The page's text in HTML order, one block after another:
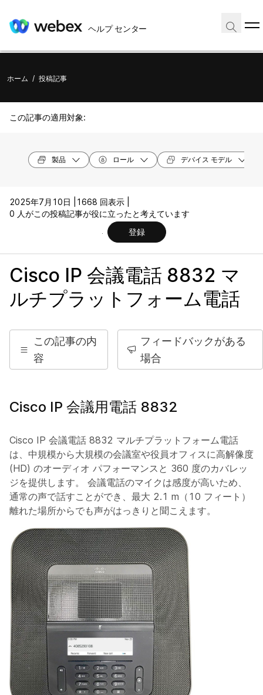
ヘルプ センター
ホーム / 投稿記事
この記事の適用対象:
製品 ロール デバイス モデル
2025年7月10日 |
1668 回表示 |
0 人がこの投稿記事が役に立ったと考えています
登録
Cisco IP 会議電話 8832 マ
ルチプラットフォーム電話
この記事の内
容
フィードバックがある
場合
Cisco IP 会議用電話 8832
Cisco IP 会議電話 8832 マルチプラットフォーム電話
は、中規模から大規模の会議室や役員オフィスに高解像度
(HD) のオーディオ パフォーマンスと 360 度のカバレッ
ジを提供します。 会議電話のマイクは感度が高いため、
通常の声で話すことができ、最大 2.1 m（10 フィート）
離れた場所からでも声がはっきりと聞こえます。